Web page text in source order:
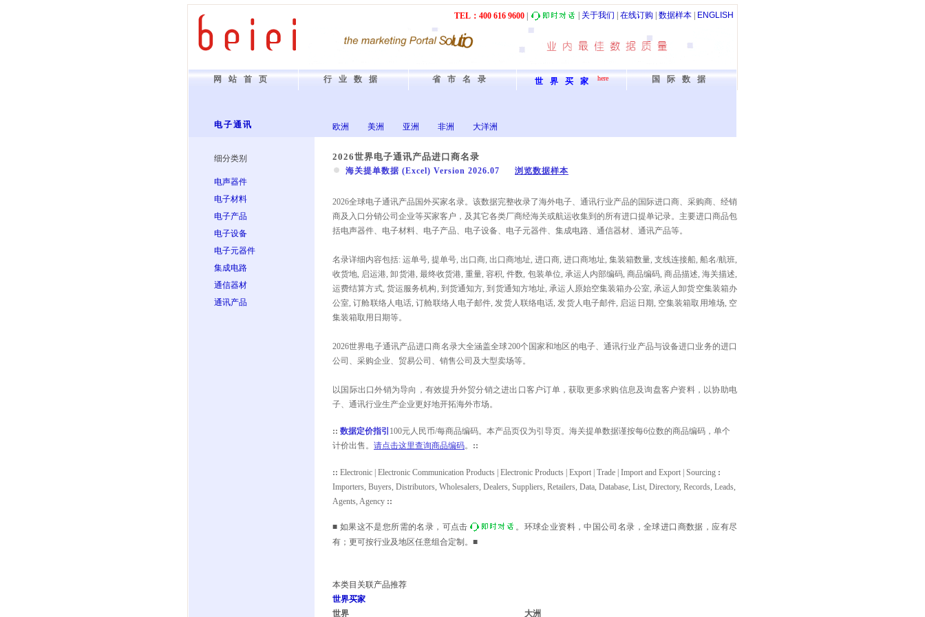
关于我们 在线订购 数据样本 ENGLISH
TEL：400 616 9600
网站首页 行业数据 省市名录 世界买家 here 国际数据
电子通讯 欧洲 美洲 亚洲 非洲 大洋洲
细分类别
电声器件
电子材料
电子产品
电子设备
电子元器件
集成电路
通信器材
通讯产品
2026世界电子通讯产品进口商名录
海关提单数据 (Excel) Version 2026.07 浏览数据样本
2026全球电子通讯产品国外买家名录。该数据完整收录了海外电子、通讯行业产品的国际进口商、采购商、经销
商及入口分销公司企业等买家客户，及其它各类厂商经海关或航运收集到的所有进口提单记录。主要进口商品包
括电声器件、电子材料、电子产品、电子设备、电子元器件、集成电路、通信器材、通讯产品等。
名录详细内容包括: 运单号, 提单号, 出口商, 出口商地址, 进口商, 进口商地址, 集装箱数量, 支线连接船, 船名/航班,
收货地, 启运港, 卸货港, 最终收货港, 重量, 容积, 件数, 包装单位, 承运人内部编码, 商品编码, 商品描述, 海关描述,
运费结算方式, 货运服务机构, 到货通知方, 到货通知方地址, 承运人原始空集装箱办公室, 承运人卸货空集装箱办
公室, 订舱联络人电话, 订舱联络人电子邮件, 发货人联络电话, 发货人电子邮件, 启运日期, 空集装箱取用堆场, 空
集装箱取用日期等。
2026世界电子通讯产品进口商名录大全涵盖全球200个国家和地区的电子、通讯行业产品与设备进口业务的进口
公司、采购企业、贸易公司、销售公司及大型卖场等。
以国际出口外销为导向，有效提升外贸分销之进出口客户订单，获取更多求购信息及询盘客户资料，以协助电
子、通讯行业生产企业更好地开拓海外市场。
:: 数据定价指引 100元人民币/每商品编码。本产品页仅为引导页。海关提单数据谨按每6位数的商品编码，单个
计价出售。 请点击这里查询商品编码。 ::
:: Electronic | Electronic Communication Products | Electronic Products | Export | Trade | Import and Export | Sourcing :
Importers, Buyers, Distributors, Wholesalers, Dealers, Suppliers, Retailers, Data, Database, List, Directory, Records, Leads,
Agents, Agency ::
■ 如果这不是您所需的名录，可点击
。环球企业资料，中国公司名录，全球进口商数据，应有尽
有；更可按行业及地区任意组合定制。■
本类目关联产品推荐
世界买家
世界
大洲